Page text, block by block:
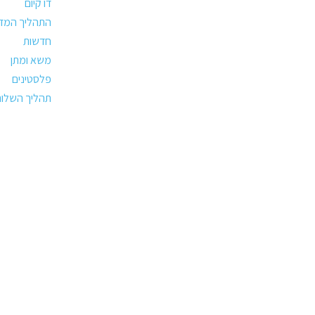
דו קיום
התהליך
חדשות
משא ומתן
פלסטינים
תהליך